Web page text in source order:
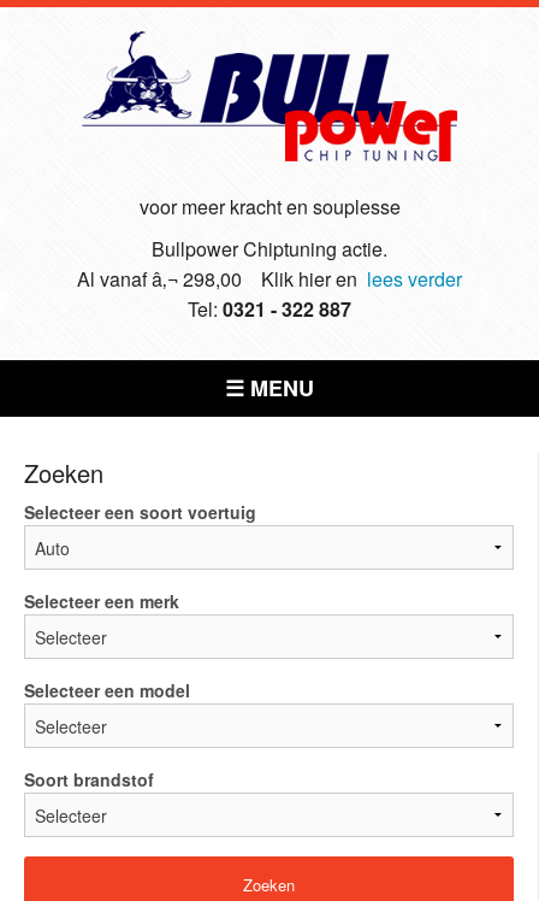
voor meer kracht en souplesse
Bullpower Chiptuning actie.
Al vanaf â‚¬ 298,00 Klik hier en lees verder
Tel: 0321 - 322 887
☰ MENU
Zoeken
Selecteer een soort voertuig
Selecteer een merk
Selecteer een model
Soort brandstof